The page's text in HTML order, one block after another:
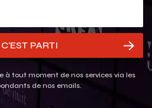
C'EST PARTI
à tout moment de nos services via les
de nos emails.